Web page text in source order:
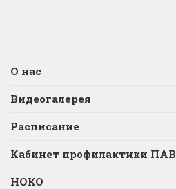
О нас
Видеогалерея
Расписание
Кабинет профилактики ПАВ
НОКО